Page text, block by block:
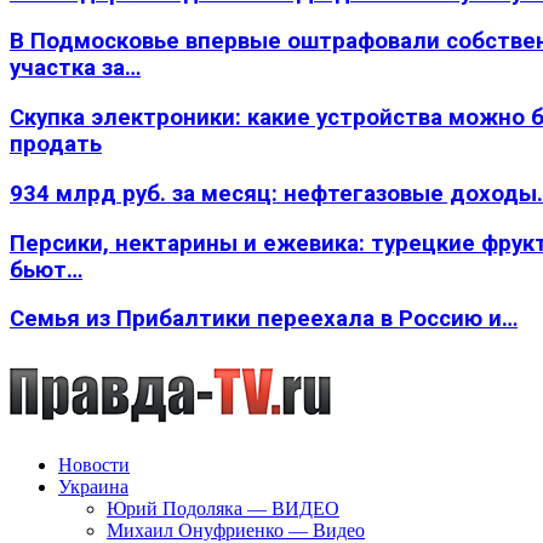
В Подмосковье впервые оштрафовали
участка за…
Скупка электроники: какие устройства можно
продать
934 млрд руб. за месяц: нефтегазовые
Персики, нектарины и ежевика: турецкие
бьют…
Семья из Прибалтики переехала в Россию и…
Новости
Украина
Юрий Подоляка — ВИДЕО
Михаил Онуфриенко — Видео